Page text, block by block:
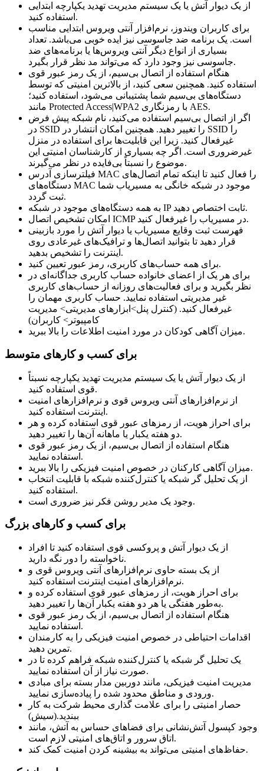
از یک دیوار آتش یا یک سیستم مدیریت تهدید یکپارچه ابتدایی
استفاده کنید.
برای کاربران ویندوز، نرم‌افزار آنتی ویروس ابتدایی مناسب
است. یک برنامه ضد جاسوسی نیز ایده خوبی می‌باشد. تعداد
بسیاری از انواع دیگر آنتی ویروس‌ها یا برنامه‌های ضد
جاسوسی نیز وجود دارد که می‌تواند مد نظر قرار بگیرد.
هنگام استفاده از اتصال بی‌سیم، از یک رمز عبور قوی
استفاده کنید. همچنین سعی کنید، از بالاترین امنیتی که توسط
دستگاه‌های بی‌سیم شما پشتیبانی می‌شود، استفاده کنید؛
مانند Protected Access|WPA2 با رمزنگاری AES.
اگر از اتصال بی‌سیم استفاده می‌کنید، نام شبکه پیش فرض
در SSID را تغییر دهید. همچنین امکان انتشار در SSID را
غیرفعال کنید. زیرا این قابلیت‌ها برای استفاده در منزل
غیرضروری است. اگر چه بسیاری از کارشناسان امنیتی این
موضوع را نسبتاً بی‌فایده در نظر می‌گیرند.
فیلترسازی آدرس MAC را فعال کنید تا اینکه تمام اتصال‌های
دستگاه‌های MAC موجود در شبکه خانگی به مسیریاب شما
ثبت گردد.
به همه دستگاه‌های موجود در شبکه IP ثابت اختصاص دهید.
امکان تشخیص اتصال ICMP در مسیریاب را غیرفعال کنید.
فهرست ثبت وقایع مسیریاب یا دیوار آتش را مورد بازبینی
قرار دهید تا بتوانید اتصال‌ها و ترافیک‌های غیرعادی روی
اینترنت را تشخیص بدهید.
برای همه حساب‌های کاربری، رمز عبور تعیین کنید.
برای هر یک از اعضای خانواده حساب کاربری جداگانه‌ای در
نظر بگیرید و برای فعالیت‌های روزانه از حساب‌های کاربری
غیر مدیریتی استفاده نمایید. حساب کاربری مهمان را
غیرفعال کنید. (کنترل پنل>ابزارهای مدیریتی> مدیریت
کامپیوتر> کاربران)
میزان آگاهی کودکان در مورد امنیت اطلاعات را بالا ببرید.
برای کسب و کارهای متوسط
از یک دیوار آتش یا یک سیستم مدیریت تهدید یکپارچه نسبتاً
قوی استفاده کنید.
از نرم‌افزارهای آنتی ویروس قوی و نرم‌افزارهای امنیت
اینترنت استفاده کنید.
برای احراز هویت، از رمزهای عبور قوی استفاده کرده و هر
دو هفته یکبار یا ماهانه آن‌ها را تغییر دهید.
هنگام استفاده از اتصال بی‌سیم، از یک رمز عبور قوی
استفاده نمایید.
میزان آگاهی کارکنان در خصوص امنیت فیزیکی را بالا ببرید.
از یک تحلیل گر شبکه یا کنترل‌کننده شبکه با قابلیت انتخاب
استفاده کنید.
وجود یک مدیر روشن فکر نیز ضروری است.
برای کسب و کارهای بزرگ
از یک دیوار آتش و پروکسی قوی استفاده کنید تا افراد
ناخواسته را دور نگه دارید.
از یک بسته حاوی نرم‌افزارهای آنتی ویروس قوی و
نرم‌افزارهای امنیت اینترنت استفاده کنید.
برای احراز هویت، از رمزهای عبور قوی استفاده کرده و
به‌طور هفتگی یا هر دو هفته یکبار آن‌ها را تغییر دهید.
هنگام استفاده از اتصال بی‌سیم، از یک رمز عبور قوی
استفاده نمایید.
اقدامات احتیاطی در خصوص امنیت فیزیکی را به کارمندان
تمرین دهید.
یک تحلیل گر شبکه یا کنترل‌کننده شبکه فراهم کرده تا در
صورت نیاز از آن استفاده نمایید.
مدیریت امنیت فیزیکی، مانند دوربین مدار بسته برای مبادی
ورودی و مناطق محدود شده را پیاده‌سازی نمایید.
حصار امنیتی را برای علامت گذاری محیط شرکت به کار
ببندید.(سیش)
وجود کپسول آتش‌نشانی برای فضاهای حساس به آتش، مانند
اتاق سرور و اتاق‌های امنیتی لازم است.
حفاظ‌های امنیتی می‌تواند به بیشینه کردن امنیت کمک کند.